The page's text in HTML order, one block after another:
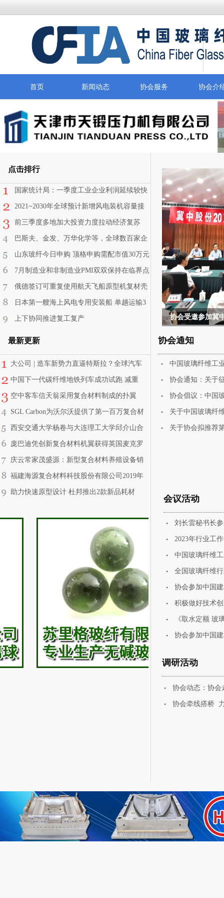
首页 新闻动态 协会服务 协会介
点击排行
国家统计局：一季度工业企业利润延续较快
恢复态势
2021~2030年全球预计新增风电装机容量接
近1太瓦
前三季度多地加大投资力度拉动经济复苏
——投资在趋稳 结构待改善
巴斯夫、金发、万华化学等，全球数百家企
业布局可降解塑料
山东玻纤今日申购 顶格申购需配市值30万元
7月制造业和非制造业PMI双双保持在临界点
以上
俄德签订可重复使用航天飞船原型机复材壳
体制造合同
日本第一艘海上风电专用安装船 单趟运输3
台12MW
上下协同推进复工复产
协会通知
最新更新
中国玻璃纤维工
协会通知：关于
协会倡议：中国
关于中国玻璃纤
关于协会拟推荐
大公司 | 造车新势力直逼特斯拉？全球汽车
自动驾驶硬件排名新鲜出炉！
中国下一代碳纤维地铁列车成功试跑 减重
13%节能15%以上
空中客车信天翁采用复合材料制成的扑翼
SGL Carbon为沃尔沃提供了第一百万复合材
料板簧
西安交通大学杨卷与大连理工大学邱介山合
作制备出系列二维石墨烯复合材料
庞巴迪凭创新复合材料机翼获得英国麦克罗
伯特奖
庆云常家茂盛源：新型复合材料养殖设备销
往法德美
福建海源复合材料科技股份有限公司2019年
半年度业绩预告
助力快速原型设计 杜邦推出2款新品耗材
会议活动
刘长雷秘书长
2023年行业工
中国玻璃纤维
全国玻璃纤维
协会参加中国
积极做好技术
《取水定额 玻
协会参加中国
调研活动
协会动态：协会
协会牵线搭桥